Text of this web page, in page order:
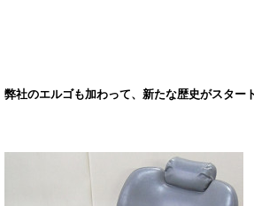
弊社のエルゴも加わって、新たな歴史がスター